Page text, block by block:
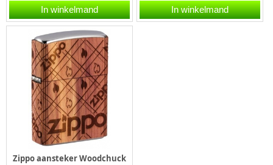
Chrome. Een Zippo
aansteker is een
kwalitatief...
In winkelmand
flesopener hebben een
street chromen
In winkelmand
Zippo aansteker Woodchuck